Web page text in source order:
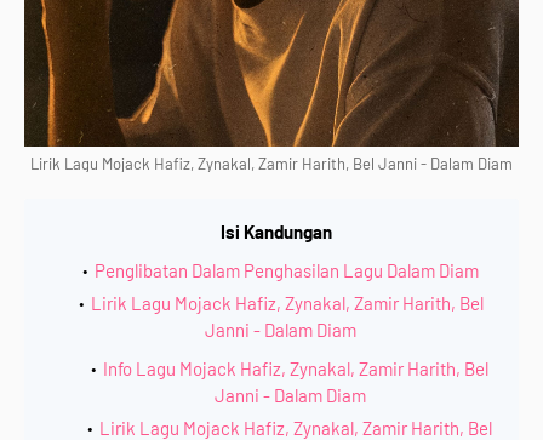
Lirik Lagu Mojack Hafiz, Zynakal, Zamir Harith, Bel Janni - Dalam Diam
Isi Kandungan
Penglibatan Dalam Penghasilan Lagu Dalam Diam
Lirik Lagu Mojack Hafiz, Zynakal, Zamir Harith, Bel
Janni - Dalam Diam
Info Lagu Mojack Hafiz, Zynakal, Zamir Harith, Bel
Janni - Dalam Diam
Lirik Lagu Mojack Hafiz, Zynakal, Zamir Harith, Bel